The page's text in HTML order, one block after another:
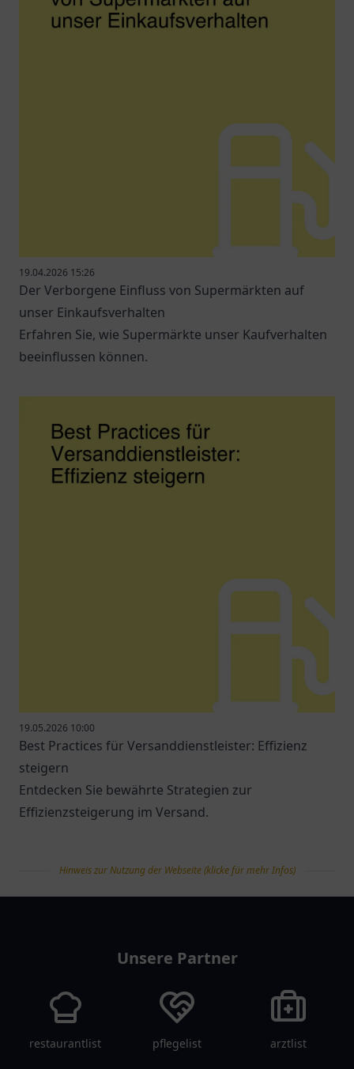
19.04.2026 15:26
Der Verborgene Einfluss von Supermärkten auf
unser Einkaufsverhalten
Erfahren Sie, wie Supermärkte unser Kaufverhalten
beeinflussen können.
19.05.2026 10:00
Best Practices für Versanddienstleister: Effizienz
steigern
Entdecken Sie bewährte Strategien zur
Effizienzsteigerung im Versand.
Hinweis zur Nutzung der Webseite (klicke für mehr Infos)
Unsere Partner
restaurantlist pflegelist arztlist